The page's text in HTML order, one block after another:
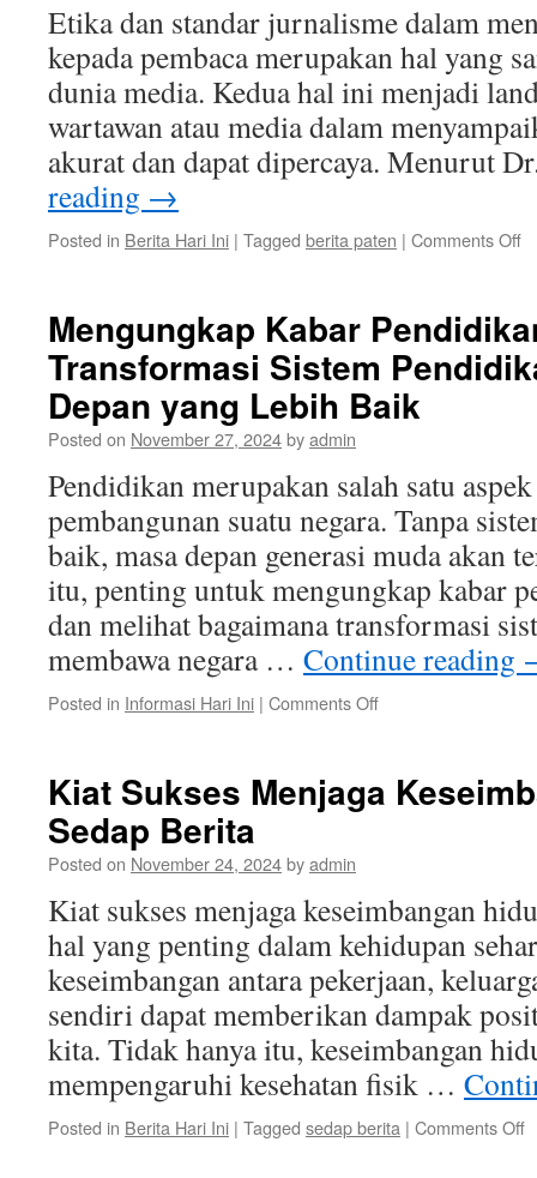
Etika dan standar jurnalisme dalam
kepada pembaca merupakan hal yang
dunia media. Kedua hal ini menjadi
wartawan atau media dalam
akurat dan dapat dipercaya. Menurut
reading →
Posted in Berita Hari Ini | Tagged berita paten | Comments Off
Mengungkap Kabar
Transformasi Sistem
Depan yang Lebih Baik
Posted on November 27, 2024byadmin
Pendidikan merupakan salah satu
pembangunan suatu negara. Tanpa
baik, masa depan generasi muda akan
itu, penting untuk mengungkap kabar
dan melihat bagaimana transformasi
membawa negara … Continue reading
Posted in Informasi Hari Ini | Comments Offon
di
Menuju
Masa
Depan
yang
Lebih
Baik
Kiat Sukses Menjaga
Sedap Berita
Posted on November 24, 2024byadmin
Kiat sukses menjaga keseimbangan
hal yang penting dalam kehidupan
keseimbangan antara pekerjaan,
sendiri dapat memberikan dampak
kita. Tidak hanya itu, keseimbangan
mempengaruhi kesehatan fisik …
Posted in Berita Hari Ini | Tagged sedap berita | Comments Off